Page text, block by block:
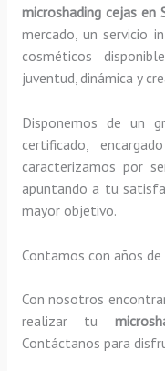
microshading cejas en
mercado, un servicio
cosméticos
juventud, dinámica y
Disponemos de un
certificado,
caracterizamos por
apuntando a tu
mayor objetivo.
Contamos con años
Con nosotros
realizar tu
Contáctanos para